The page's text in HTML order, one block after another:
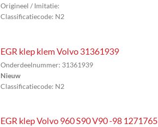
Origineel / Imitatie:
Classificatiecode: N2
EGR klep klem Volvo 31361939
Onderdeelnummer: 31361939
Nieuw
Classificatiecode: N2
EGR klep Volvo 960 S90 V90 -98 1271765